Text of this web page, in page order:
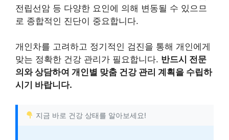
전립선암 등 다양한 요인에 의해 변동될 수 있으므
로 종합적인 진단이 중요합니다.
개인차를 고려하고 정기적인 검진을 통해 개인에게
맞는 정확한 건강 관리가 필요합니다. 반드시 전문
의와 상담하여 개인별 맞춤 건강 관리 계획을 수립하
시기 바랍니다.
지금 바로 건강 상태를 알아보세요!